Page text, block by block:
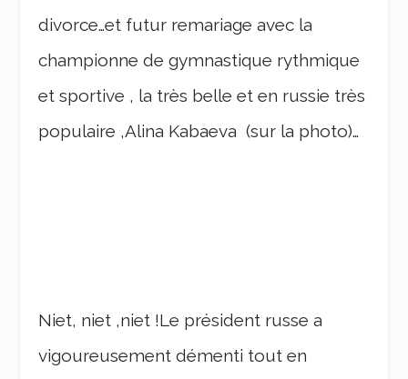
divorce…et futur remariage avec la
championne de gymnastique rythmique
et sportive , la très belle et en russie très
populaire ,Alina Kabaeva (sur la photo)…
Niet, niet ,niet !Le président russe a
vigoureusement démenti tout en